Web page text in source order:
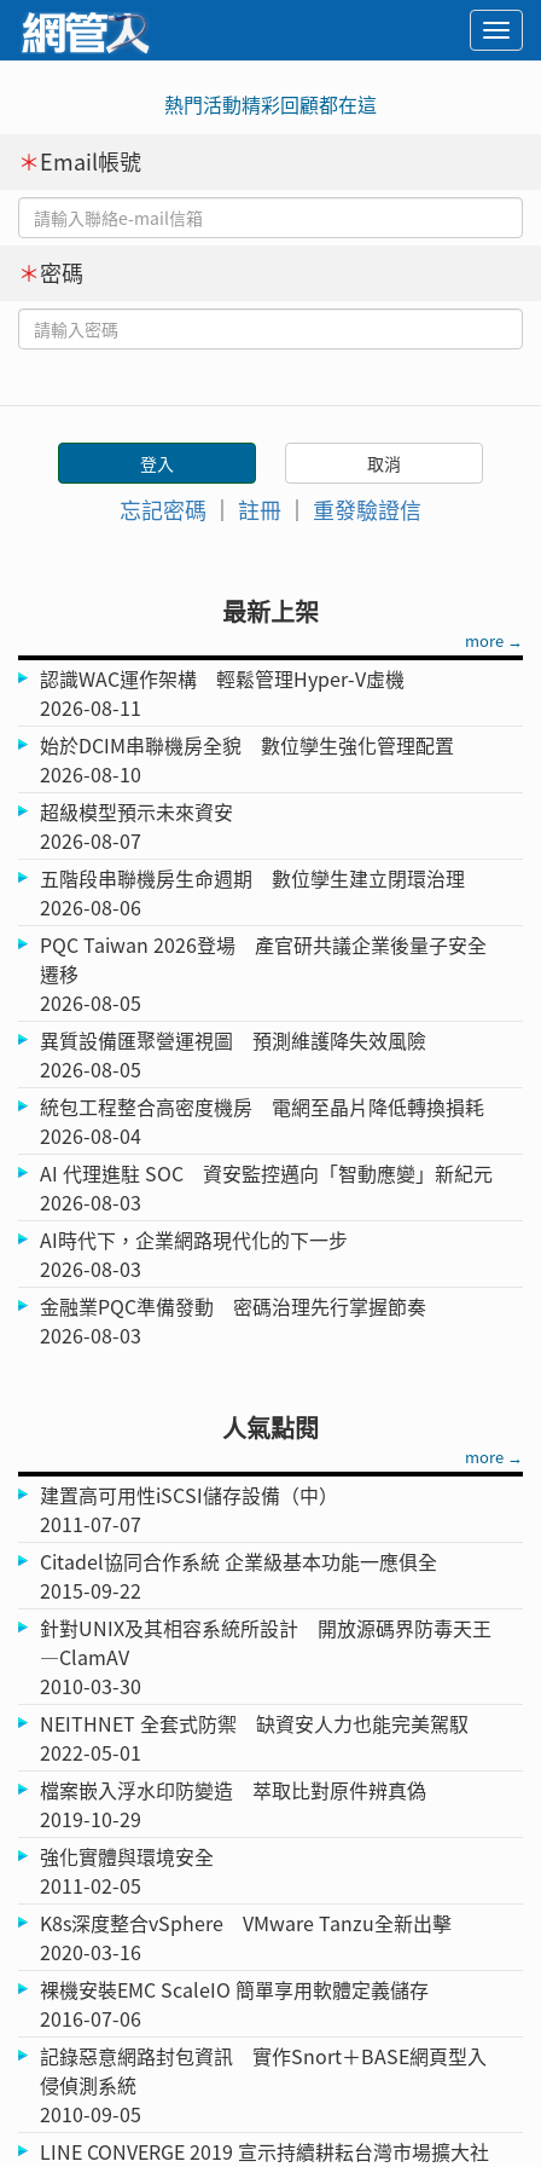
熱門活動精彩回顧都在這
＊Email帳號
＊密碼
忘記密碼 ｜ 註冊 ｜ 重發驗證信
最新上架
more →
認識WAC運作架構 輕鬆管理Hyper-V虛機
2026-08-11
始於DCIM串聯機房全貌 數位孿生強化管理配置
2026-08-10
超級模型預示未來資安
2026-08-07
五階段串聯機房生命週期 數位孿生建立閉環治理
2026-08-06
PQC Taiwan 2026登場 產官研共議企業後量子安全
遷移
2026-08-05
異質設備匯聚營運視圖 預測維護降失效風險
2026-08-05
統包工程整合高密度機房 電網至晶片降低轉換損耗
2026-08-04
AI 代理進駐 SOC 資安監控邁向「智動應變」新紀元
2026-08-03
AI時代下，企業網路現代化的下一步
2026-08-03
金融業PQC準備發動 密碼治理先行掌握節奏
2026-08-03
人氣點閱
more →
建置高可用性iSCSI儲存設備（中）
2011-07-07
Citadel協同合作系統 企業級基本功能一應俱全
2015-09-22
針對UNIX及其相容系統所設計 開放源碼界防毒天王
—ClamAV
2010-03-30
NEITHNET 全套式防禦 缺資安人力也能完美駕馭
2022-05-01
檔案嵌入浮水印防變造 萃取比對原件辨真偽
2019-10-29
強化實體與環境安全
2011-02-05
K8s深度整合vSphere VMware Tanzu全新出擊
2020-03-16
裸機安裝EMC ScaleIO 簡單享用軟體定義儲存
2016-07-06
記錄惡意網路封包資訊 實作Snort＋BASE網頁型入
侵偵測系統
2010-09-05
LINE CONVERGE 2019 宣示持續耕耘台灣市場擴大社